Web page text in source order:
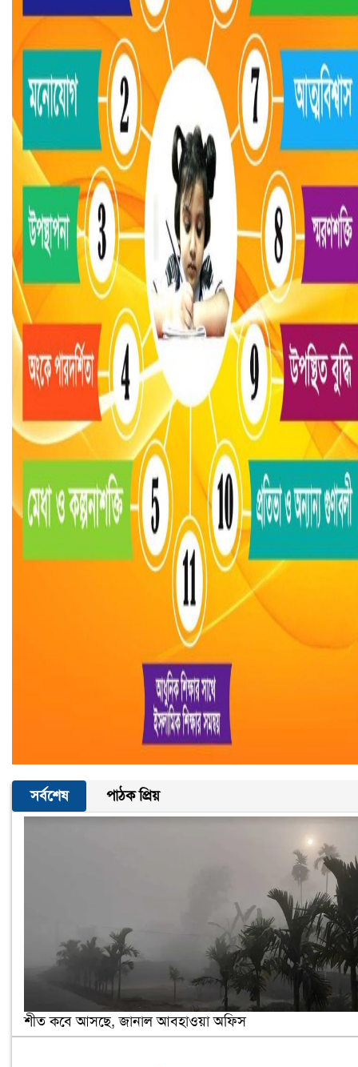
সর্বশেষ পাঠক প্রিয়
শীত কবে আসছে, জানাল আবহাওয়া অফিস